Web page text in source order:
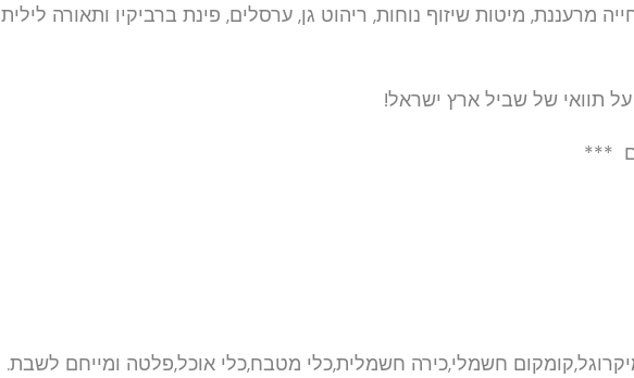
מרעננת, מיטות שיזוף נוחות, ריהוט גן, ערסלים, פינת ברביקיו ותאורה לילית
תוואי של שביל ארץ ישראל!
***
חשמלי,כירה חשמלית,כלי מטבח,כלי אוכל,פלטה ומייחם לשבת.